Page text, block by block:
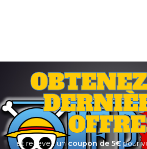
et recevez un coupon de 5€ pour